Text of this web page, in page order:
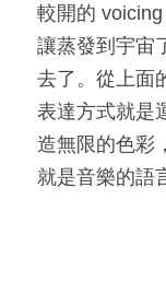
較開的
讓蒸發到宇宙
去了。從上面
表達方式就是
造無限的色彩
就是音樂的語